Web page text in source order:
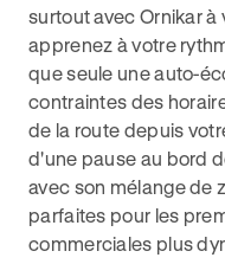
surtout avec Ornikar à
apprenez à votre
que seule une auto-
contraintes des
de la route depuis
d'une pause au bord
avec son mélange de
parfaites pour les
commerciales plus